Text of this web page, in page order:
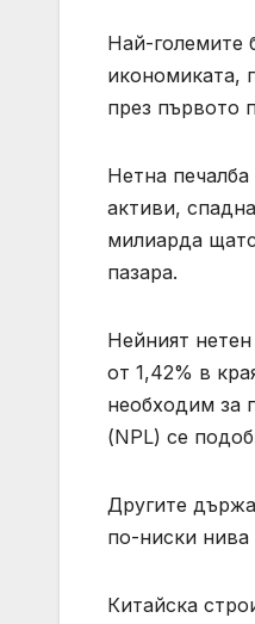
Най-големите
икономиката,
през първото
Нетна
активи,
милиарда
пазара.
Нейният
от 1,42% в
необходим за
(NPL) се
Другите
по-ниски
Китайска